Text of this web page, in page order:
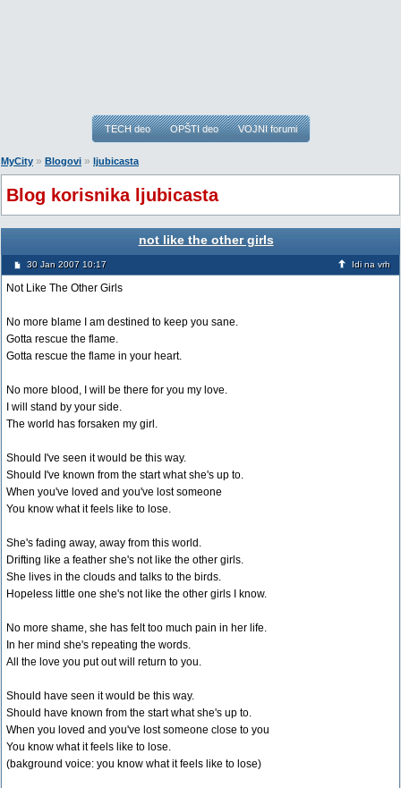
TECH deo OPŠTI deo VOJNI forumi
MyCity » Blogovi » ljubicasta
Blog korisnika ljubicasta
not like the other girls
30 Jan 2007 10:17 Idi na vrh
Not Like The Other Girls
No more blame I am destined to keep you sane.
Gotta rescue the flame.
Gotta rescue the flame in your heart.
No more blood, I will be there for you my love.
I will stand by your side.
The world has forsaken my girl.
Should I've seen it would be this way.
Should I've known from the start what she's up to.
When you've loved and you've lost someone
You know what it feels like to lose.
She's fading away, away from this world.
Drifting like a feather she's not like the other girls.
She lives in the clouds and talks to the birds.
Hopeless little one she's not like the other girls I know.
No more shame, she has felt too much pain in her life.
In her mind she's repeating the words.
All the love you put out will return to you.
Should have seen it would be this way.
Should have known from the start what she's up to.
When you loved and you've lost someone close to you
You know what it feels like to lose.
(bakground voice: you know what it feels like to lose)